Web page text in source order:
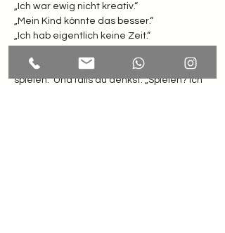
„Ich war ewig nicht kreativ.“
„Mein Kind könnte das besser.“
„Ich hab eigentlich keine Zeit.“
Weißt du was? Hier zählt nur eines: Lust zu
spielen.  Und falls du denkst: „Spielen? Ich